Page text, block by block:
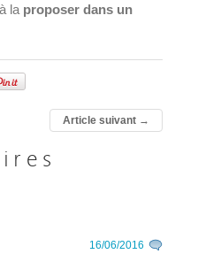
la proposer dans un
Article suivant→
16/06/2016